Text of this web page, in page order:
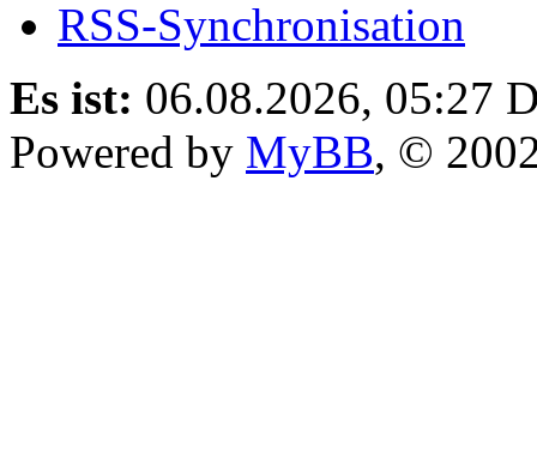
RSS-Synchronisation
Es ist: 06.08.2026, 05:27
Powered by MyBB, ©